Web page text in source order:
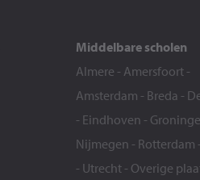
Middelbare scholen
Almere - Amersfoort -
Amsterdam - Breda -
- Eindhoven -
Nijmegen - Rotterdam -
- Utrecht - Overige